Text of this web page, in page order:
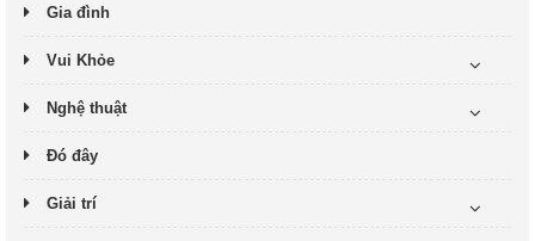
Gia đình
Vui Khỏe
Nghệ thuật
Đó đây
Giải trí